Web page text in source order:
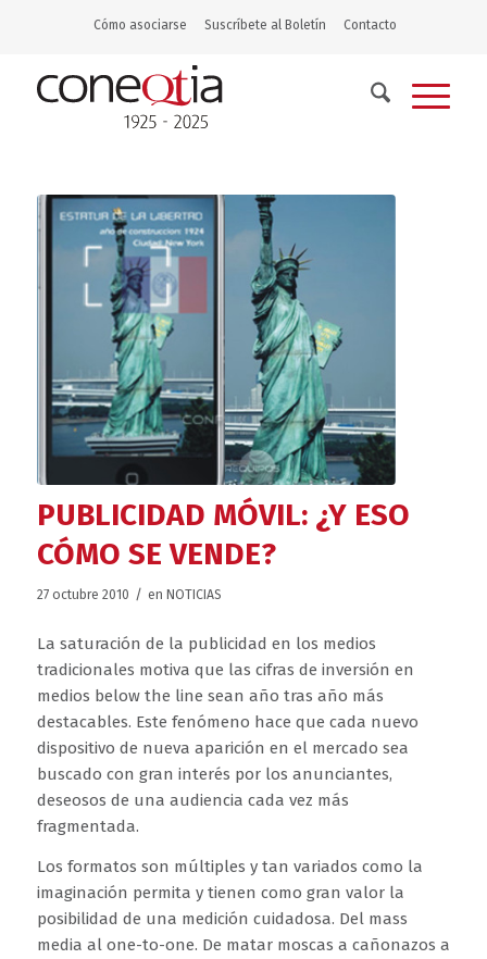
Cómo asociarse Suscríbete al Boletín Contacto
PUBLICIDAD MÓVIL: ¿Y ESO
CÓMO SE VENDE?
27 octubre 2010 / en NOTICIAS
La saturación de la publicidad en los medios
tradicionales motiva que las cifras de inversión en
medios below the line sean año tras año más
destacables. Este fenómeno hace que cada nuevo
dispositivo de nueva aparición en el mercado sea
buscado con gran interés por los anunciantes,
deseosos de una audiencia cada vez más
fragmentada.
Los formatos son múltiples y tan variados como la
imaginación permita y tienen como gran valor la
posibilidad de una medición cuidadosa. Del mass
media al one-to-one. De matar moscas a cañonazos a